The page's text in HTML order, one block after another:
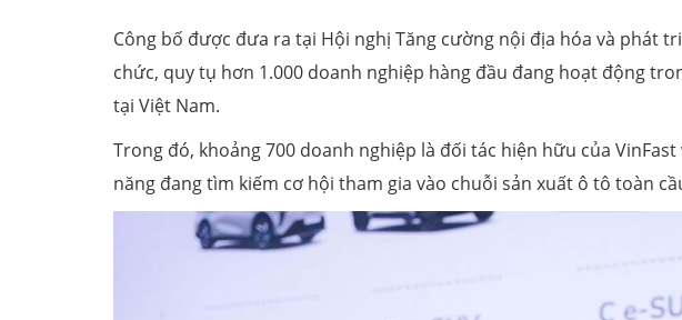
Công bố được đưa ra tại Hội nghị Tăng cường nội địa hóa và phát
chức, quy tụ hơn 1.000 doanh nghiệp hàng đầu đang hoạt động
tại Việt Nam.
Trong đó, khoảng 700 doanh nghiệp là đối tác hiện hữu của
năng đang tìm kiếm cơ hội tham gia vào chuỗi sản xuất ô tô toàn